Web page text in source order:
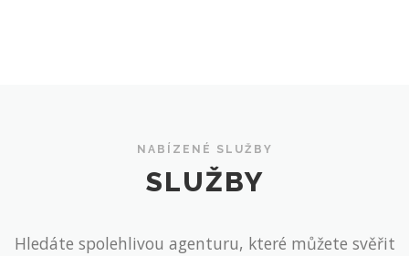
NABÍZENÉ SLUŽBY
SLUŽBY
Hledáte spolehlivou agenturu, které můžete svěřit